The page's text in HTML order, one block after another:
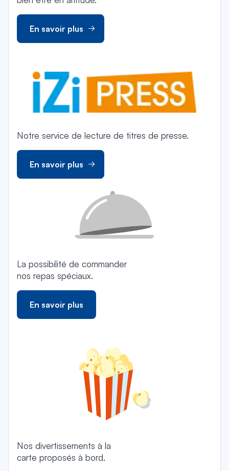
En savoir plus
Notre service de lecture de titres de presse.
En savoir plus
La possibilité de commander
nos repas spéciaux.
En savoir plus
Nos divertissements à la
carte proposés à bord.